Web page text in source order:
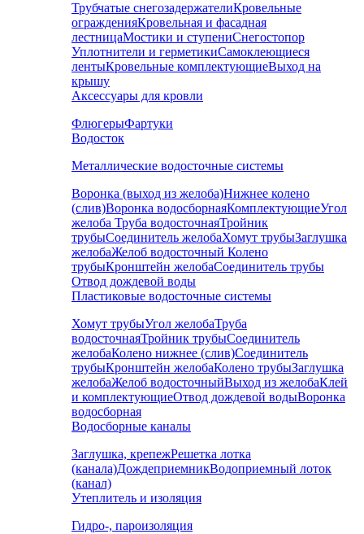
Трубчатые снегозадержателиКровельные
огражденияКровельная и фасадная
лестницаМостики и ступениСнегостопор
Уплотнители и герметикиСамоклеющиеся
лентыКровельные комплектующиеВыход на
крышу
Аксессуары для кровли
ФлюгерыФартуки
Водосток
Металлические водосточные системы
Воронка (выход из желоба)Нижнее колено
(слив)Воронка водосборнаяКомплектующиеУгол
желоба Труба водосточнаяТройник
трубыСоединитель желобаХомут трубыЗаглушка
желобаЖелоб водосточный Колено
трубыКронштейн желобаСоединитель трубы
Отвод дождевой воды
Пластиковые водосточные системы
Хомут трубыУгол желобаТруба
водосточнаяТройник трубыСоединитель
желобаКолено нижнее (слив)Соединитель
трубыКронштейн желобаКолено трубыЗаглушка
желобаЖелоб водосточныйВыход из желобаКлей
и комплектующиеОтвод дождевой водыВоронка
водосборная
Водосборные каналы
Заглушка, крепежРешетка лотка
(канала)ДождеприемникВодоприемный лоток
(канал)
Утеплитель и изоляция
Гидро-, пароизоляция